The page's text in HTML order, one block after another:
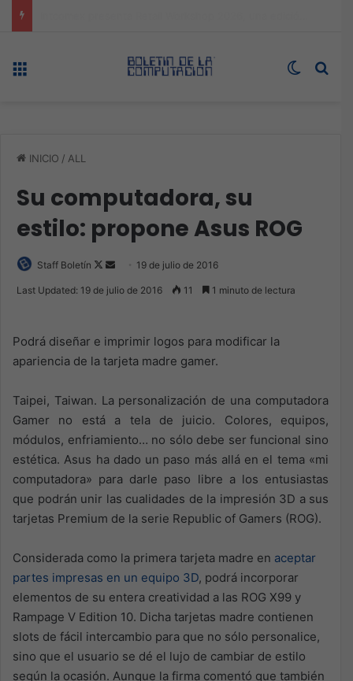
Switch
INICIO / ALL
Su computadora, su
estilo: propone Asus ROG
Staff Boletín
Follow
Send 19 de julio de 2016
Last Updated: 19 de julio de 2016 11 1 minuto de lectura
Podrá diseñar e imprimir logos para modificar la
apariencia de la tarjeta madre gamer.
Taipei, Taiwan. La personalización de una computadora
Gamer no está a tela de juicio. Colores, equipos,
módulos, enfriamiento… no sólo debe ser funcional sino
estética. Asus ha dado un paso más allá en el tema «mi
computadora» para darle paso libre a los entusiastas
que podrán unir las cualidades de la impresión 3D a sus
tarjetas Premium de la serie Republic of Gamers (ROG).
Considerada como la primera tarjeta madre en aceptar
partes impresas en un equipo 3D, podrá incorporar
elementos de su entera creatividad a las ROG X99 y
Rampage V Edition 10. Dicha tarjetas madre contienen
slots de fácil intercambio para que no sólo personalice,
sino que el usuario se dé el lujo de cambiar de estilo
según la ocasión. Aunque la firma comentó que también